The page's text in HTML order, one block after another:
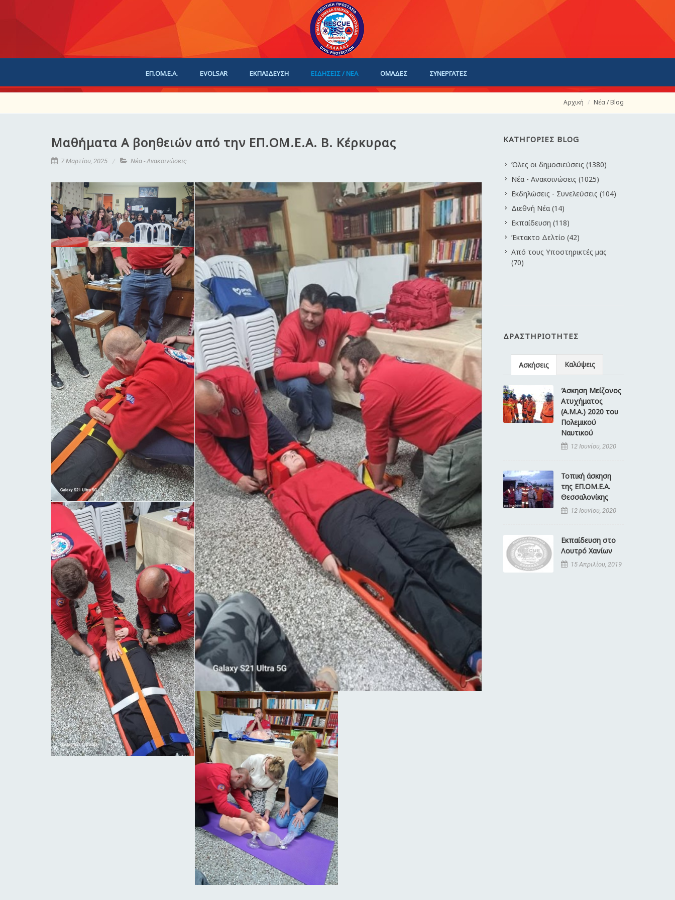
ΕΠ.ΟΜ.Ε.Α. EVOLSAR ΕΚΠΑΙΔΕΥΣΗ ΕΙΔΗΣΕΙΣ / ΝΕΑ ΟΜΑΔΕΣ ΣΥΝΕΡΓΑΤΕΣ
Αρχική Νέα / Blog
Μαθήματα Α βοηθειών από την ΕΠ.ΟΜ.Ε.Α. Β. Κέρκυρας
7 Μαρτίου, 2025 Νέα - Ανακοινώσεις
ΚΑΤΗΓΟΡΙΕΣ BLOG
Όλες οι δημοσιεύσεις (1380)
Νέα - Ανακοινώσεις (1025)
Εκδηλώσεις - Συνελεύσεις (104)
Διεθνή Νέα (14)
Εκπαίδευση (118)
Έκτακτο Δελτίο (42)
Από τους Υποστηρικτές μας
(70)
ΔΡΑΣΤΗΡΙΌΤΗΤΕΣ
Ασκήσεις Καλύψεις
Άσκηση Μείζονος
Ατυχήματος
(Α.Μ.Α.) 2020 του
Πολεμικού
Ναυτικού
12 Ιουνίου, 2020
Τοπική άσκηση
της ΕΠ.ΟΜ.Ε.Α.
Θεσσαλονίκης
12 Ιουνίου, 2020
Εκπαίδευση στο
Λουτρό Χανίων
15 Απριλίου, 2019